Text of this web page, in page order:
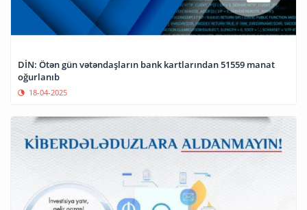
DİN: Ötən gün vətəndaşların bank kartlarından 51559 manat
oğurlanıb
18-04-2025